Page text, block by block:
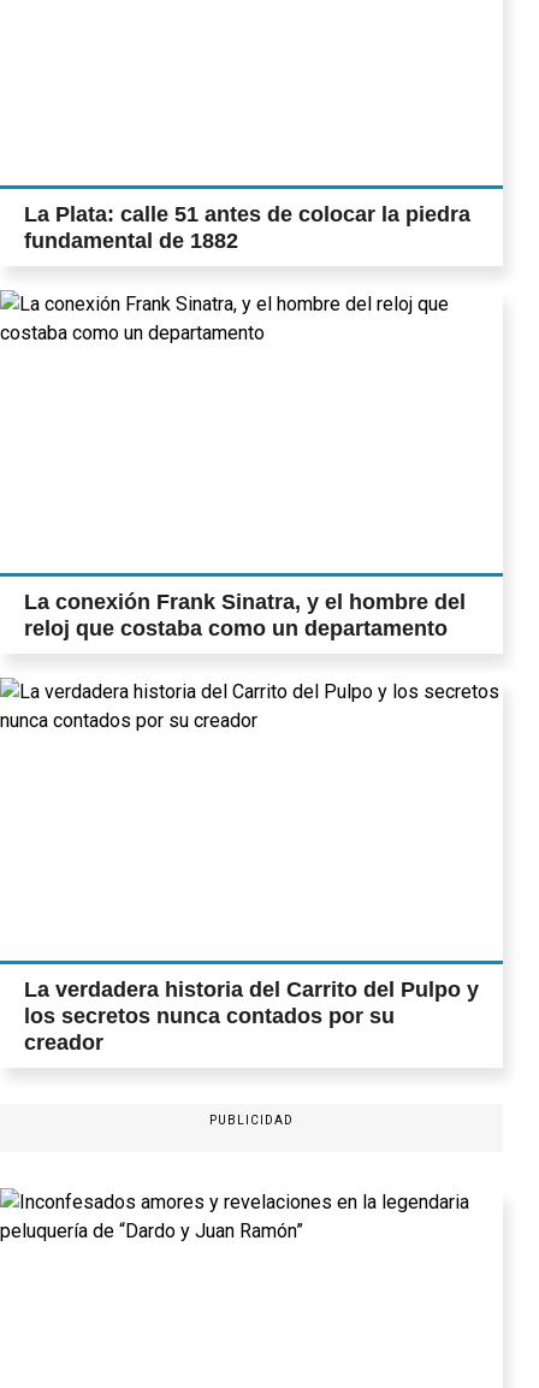
La Plata: calle 51 antes de colocar la piedra
fundamental de 1882
La conexión Frank Sinatra, y el hombre del
reloj que costaba como un departamento
La verdadera historia del Carrito del Pulpo y
los secretos nunca contados por su
creador
PUBLICIDAD